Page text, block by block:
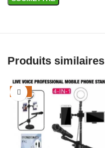
Produits similaires
-20%